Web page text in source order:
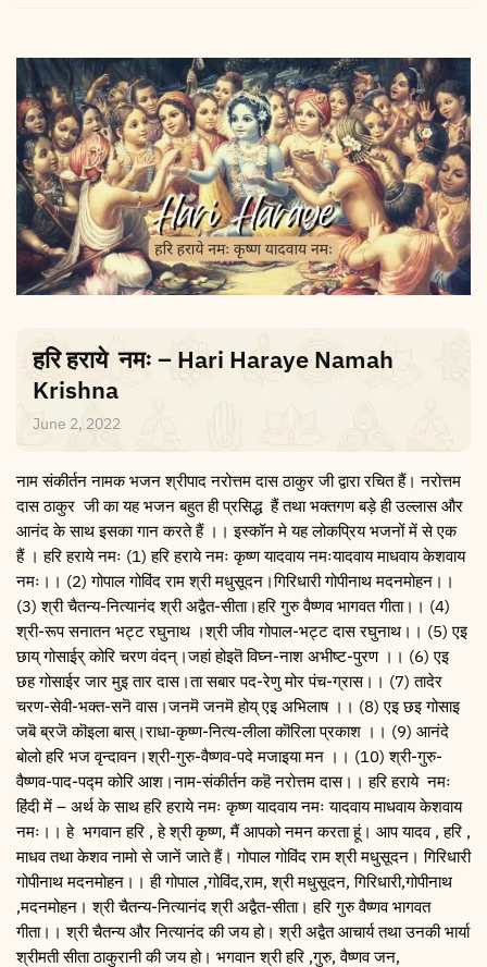
हरि हराये नमः – Hari Haraye Namah
Krishna
June 2, 2022
नाम संकीर्तन नामक भजन श्रीपाद नरोत्तम दास ठाकुर जी द्वारा रचित हैं। नरोत्तम
दास ठाकुर जी का यह भजन बहुत ही प्रसिद्ध हैं तथा भक्तगण बड़े ही उल्लास और
आनंद के साथ इसका गान करते हैं ।। इस्कॉन मे यह लोकप्रिय भजनों में से एक
हैं । हरि हराये नमः (1) हरि हराये नमः कृष्ण यादवाय नमःयादवाय माधवाय केशवाय
नमः।। (2) गोपाल गोविंद राम श्री मधुसूदन।गिरिधारी गोपीनाथ मदनमोहन।।
(3) श्री चैतन्य-नित्यानंद श्री अद्वैत-सीता।हरि गुरु वैष्णव भागवत गीता।। (4)
श्री-रूप सनातन भट्ट रघुनाथ ।श्री जीव गोपाल-भट्ट दास रघुनाथ।। (5) एइ
छाय् गोसाईर् कोरि चरण वंदन्।जहां होइतॆ विघ्न-नाश अभीष्ट-पुरण ।। (6) एइ
छह गोसाईर जार मुइ तार दास।ता सबार पद-रेणु मोर पंच-ग्रास।। (7) तादेर
चरण-सेवी-भक्त-सनॆ वास।जनमॆ जनमॆ होय् एइ अभिलाष ।। (8) एइ छइ गोसाइ
जबॆ ब्रजॆ कॊइला बास्।राधा-कृष्ण-नित्य-लीला कॊरिला प्रकाश ।। (9) आनंदे
बोलो हरि भज वृन्दावन।श्री-गुरु-वैष्णव-पदे मजाइया मन ।। (10) श्री-गुरु-
वैष्णव-पाद-पद्म कोरि आश।नाम-संकीर्तन कहॆ नरोत्तम दास।। हरि हराये नमः
हिंदी में – अर्थ के साथ हरि हराये नमः कृष्ण यादवाय नमः यादवाय माधवाय केशवाय
नमः।। हे भगवान हरि , हे श्री कृष्ण, मैं आपको नमन करता हूं। आप यादव , हरि ,
माधव तथा केशव नामो से जानें जाते हैं। गोपाल गोविंद राम श्री मधुसूदन। गिरिधारी
गोपीनाथ मदनमोहन।। ही गोपाल ,गोविंद,राम, श्री मधुसूदन, गिरिधारी,गोपीनाथ
,मदनमोहन। श्री चैतन्य-नित्यानंद श्री अद्वैत-सीता। हरि गुरु वैष्णव भागवत
गीता।। श्री चैतन्य और नित्यानंद की जय हो। श्री अद्वैत आचार्य तथा उनकी भार्या
श्रीमती सीता ठाकुरानी की जय हो। भगवान श्री हरि ,गुरु, वैष्णव जन,